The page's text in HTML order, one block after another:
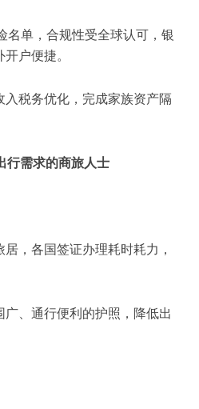
名单，合规性受全球认可，银
户便捷。
入税务优化，完成家族资产隔
行需求的商旅人士
，各国签证办理耗时耗力，
广、通行便利的护照，降低出